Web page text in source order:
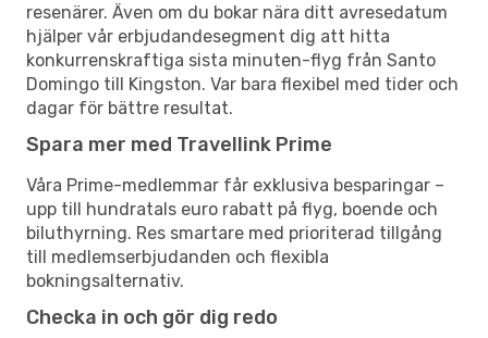
resenärer. Även om du bokar nära ditt avresedatum
hjälper vår erbjudandesegment dig att hitta
konkurrenskraftiga sista minuten-flyg från Santo
Domingo till Kingston. Var bara flexibel med tider och
dagar för bättre resultat.
Spara mer med Travellink Prime
Våra Prime-medlemmar får exklusiva besparingar –
upp till hundratals euro rabatt på flyg, boende och
biluthyrning. Res smartare med prioriterad tillgång
till medlemserbjudanden och flexibla
bokningsalternativ.
Checka in och gör dig redo